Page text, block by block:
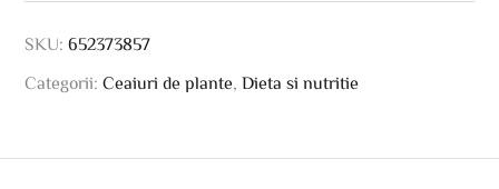
SKU:652373857
Categorii:Ceaiuri de plante ,Dieta si nutritie